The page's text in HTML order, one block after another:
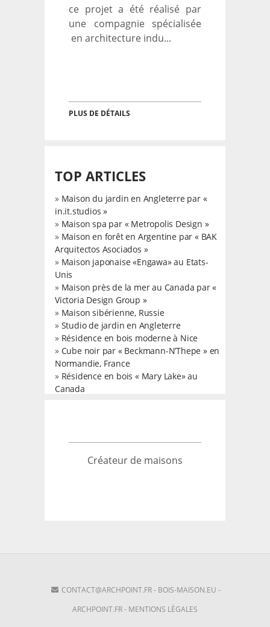
ce projet a été réalisé par
une compagnie spécialisée
en architecture indu...
PLUS DE DÉTAILS
TOP ARTICLES
» Maison du jardin en Angleterre par «
in.it.studios »
» Maison spa par « Metropolis Design »
» Maison en forêt en Argentine par « BAK
Arquitectos Asociados »
» Maison japonaise «Engawa» au Etats-
Unis
» Maison près de la mer au Canada par «
Victoria Design Group »
» Maison sibérienne, Russie
» Studio de jardin en Angleterre
» Résidence en bois moderne à Nice
» Cube noir par « Beckmann-N’Thepe » en
Normandie, France
» Résidence en bois « Mary Lake» au
Canada
Créateur de maisons
CONTACT@ARCHPOINT.FR- BOIS-MAISON.EU -
ARCHPOINT.FR- MENTIONS LÉGALES